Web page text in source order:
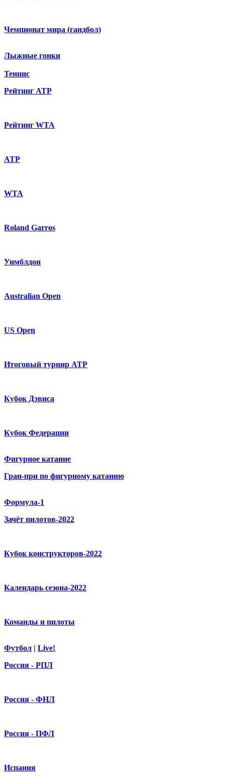
Чемпионат мира (гандбол)
Лыжные гонки
Теннис
Рейтинг ATP
Рейтинг WTA
ATP
WTA
Roland Garros
Уимблдон
Australian Open
US Open
Итоговый турнир ATP
Кубок Дэвиса
Кубок Федерации
Фигурное катание
Гран-при по фигурному катанию
Формула-1
Зачёт пилотов-2022
Кубок конструкторов-2022
Календарь сезона-2022
Команды и пилоты
Футбол | Live!
Россия - РПЛ
Россия - ФНЛ
Россия - ПФЛ
Испания